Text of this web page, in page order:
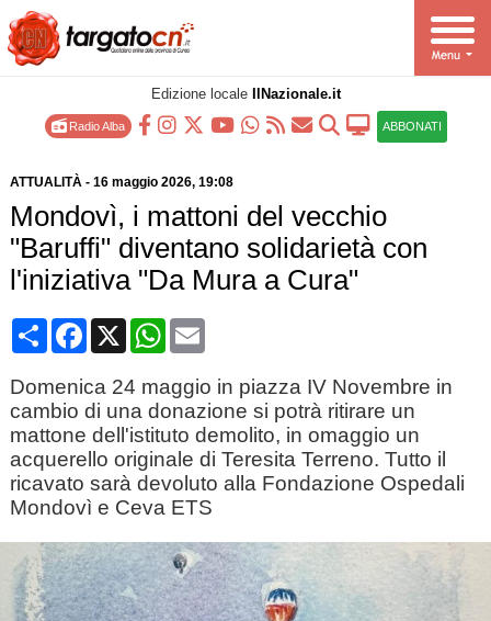
Edizione locale IlNazionale.it
Radio Alba ABBONATI
ATTUALITÀ- 16 maggio 2026, 19:08
Mondovì, i mattoni del vecchio
"Baruffi" diventano solidarietà con
l'iniziativa "Da Mura a Cura"
CondividiFacebook
X WhatsApp
Email
Domenica 24 maggio in piazza IV Novembre in
cambio di una donazione si potrà ritirare un
mattone dell'istituto demolito, in omaggio un
acquerello originale di Teresita Terreno. Tutto il
ricavato sarà devoluto alla Fondazione Ospedali
Mondovì e Ceva ETS